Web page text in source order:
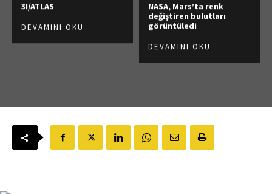
3I/ATLAS
DEVAMINI OKU
NASA, Mars’ta renk
değiştiren bulutları
görüntüledi
DEVAMINI OKU